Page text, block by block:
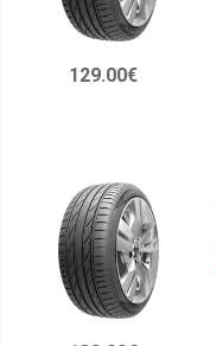
129.00€